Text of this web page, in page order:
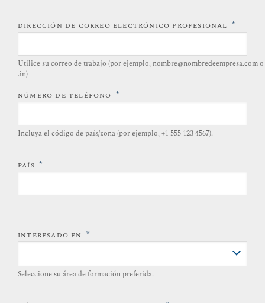
DIRECCIÓN DE CORREO ELECTRÓNICO PROFESIONAL *
Utilice su correo de trabajo (por ejemplo, nombre@nombredeempresa.com o
.in)
NÚMERO DE TELÉFONO *
Incluya el código de país/zona (por ejemplo, +1 555 123 4567).
PAÍS *
INTERESADO EN *
Seleccione su área de formación preferida.